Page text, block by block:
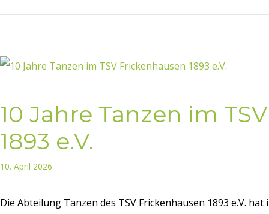
10 Jahre Tanzen im
1893 e.V.
10. April 2026
Die Abteilung Tanzen des TSV Frickenhausen 1893 e.V.